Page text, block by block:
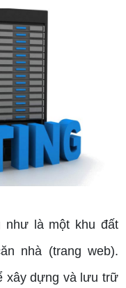
là một khu đất
nhà (trang web).
xây dựng và lưu trữ